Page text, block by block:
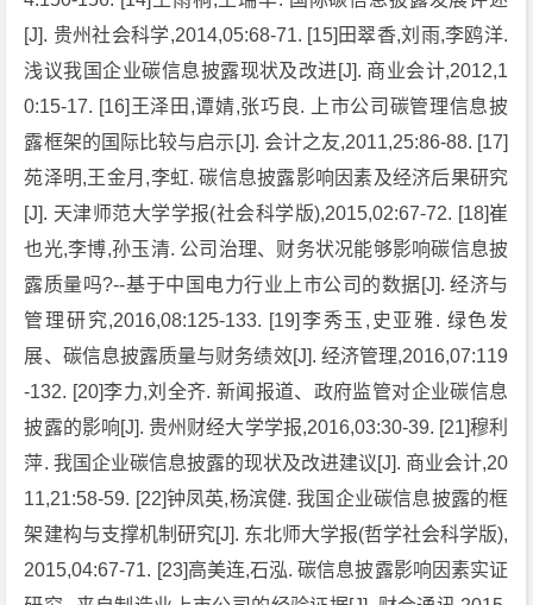
[J]. 贵州社会科学,2014,05:68-71. [15]田翠香,刘雨,李鸥洋.
浅议我国企业碳信息披露现状及改进[J]. 商业会计,2012,1
0:15-17. [16]王泽田,谭婧,张巧良. 上市公司碳管理信息披
露框架的国际比较与启示[J]. 会计之友,2011,25:86-88. [17]
苑泽明,王金月,李虹. 碳信息披露影响因素及经济后果研究
[J]. 天津师范大学学报(社会科学版),2015,02:67-72. [18]崔
也光,李博,孙玉清. 公司治理、财务状况能够影响碳信息披
露质量吗?--基于中国电力行业上市公司的数据[J]. 经济与
管理研究,2016,08:125-133. [19]李秀玉,史亚雅. 绿色发
展、碳信息披露质量与财务绩效[J]. 经济管理,2016,07:119
-132. [20]李力,刘全齐. 新闻报道、政府监管对企业碳信息
披露的影响[J]. 贵州财经大学学报,2016,03:30-39. [21]穆利
萍. 我国企业碳信息披露的现状及改进建议[J]. 商业会计,20
11,21:58-59. [22]钟凤英,杨滨健. 我国企业碳信息披露的框
架建构与支撑机制研究[J]. 东北师大学报(哲学社会科学版),
2015,04:67-71. [23]高美连,石泓. 碳信息披露影响因素实证